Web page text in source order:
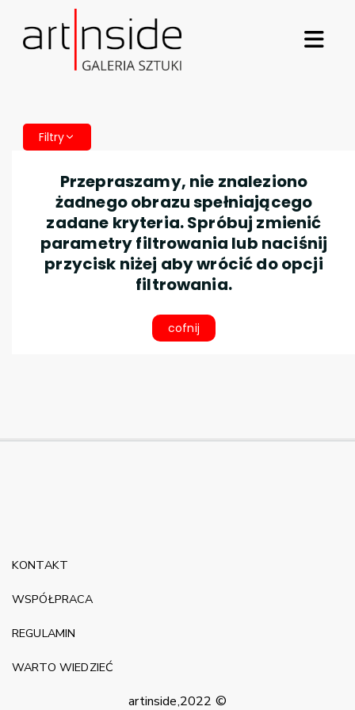
Filtry
Przepraszamy, nie znaleziono
żadnego obrazu spełniającego
zadane kryteria. Spróbuj zmienić
parametry filtrowania lub naciśnij
przycisk niżej aby wrócić do opcji
filtrowania.
cofnij
artinside,2022 ©
KONTAKT
WSPÓŁPRACA
REGULAMIN
WARTO WIEDZIEĆ